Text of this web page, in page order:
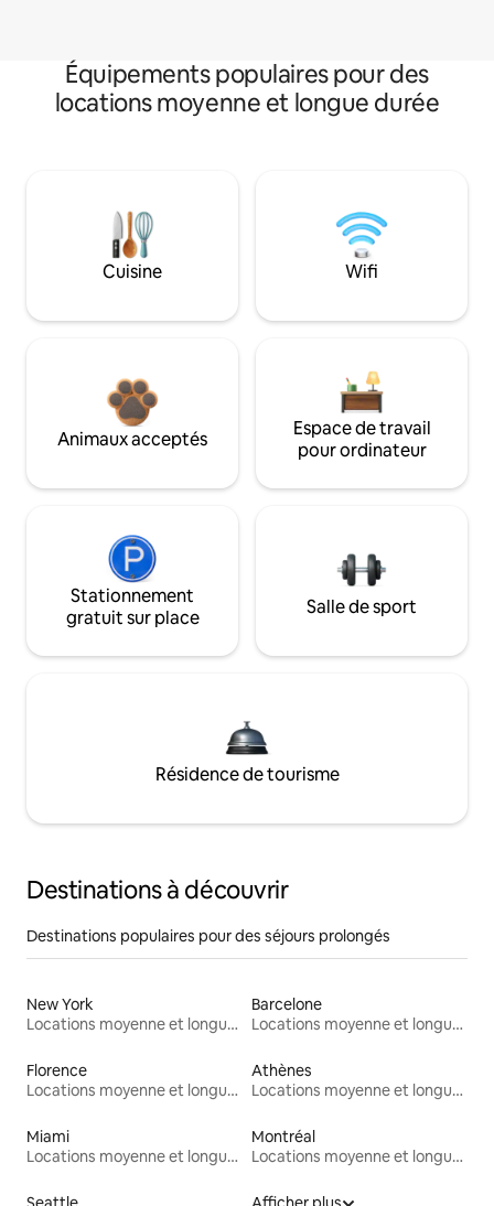
Équipements populaires pour des
locations moyenne et longue durée
Cuisine Wifi
Animaux acceptés
Espace de travail
pour ordinateur
Stationnement
gratuit sur place
Salle de sport
Résidence de tourisme
Destinations à découvrir
Destinations populaires pour des séjours prolongés
New York
Locations moyenne et longue durée
Barcelone
Locations moyenne et longue durée
Florence
Locations moyenne et longue durée
Athènes
Locations moyenne et longue durée
Miami
Locations moyenne et longue durée
Montréal
Locations moyenne et longue durée